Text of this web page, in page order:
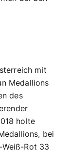
mit
Medallions
des
holte
bei
Rot 33